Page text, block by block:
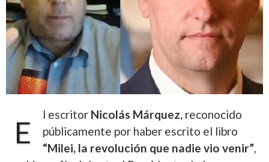
E
l escritor Nicolás Márquez, reconocido
públicamente por haber escrito el libro
“Milei, la revolución que nadie vio venir”,